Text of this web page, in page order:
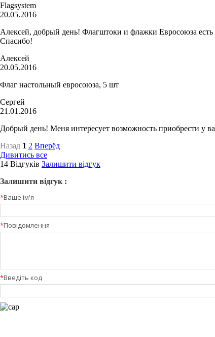
Flagsystem
20.05.2016
Алексей, добрый день! Флагштоки и флажки Евросоюза
Спасибо!
Алексей
20.05.2016
Флаг настольный евросоюза, 5 шт
Сергей
21.01.2016
Добрый день! Меня интересует возможность приобрести у
Назад 1 2 Вперёд
Дивитись все
14 Відгуків Залишити відгук
Залишити відгук :
*Ваше ім'я
*Повідомлення
*Введіть код